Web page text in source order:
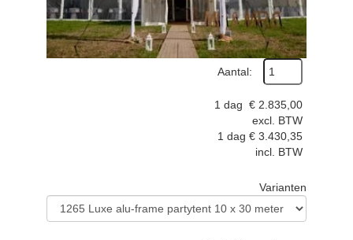
Aantal:
1 dag € 2.835,00
excl. BTW
1 dag € 3.430,35
incl. BTW
Varianten